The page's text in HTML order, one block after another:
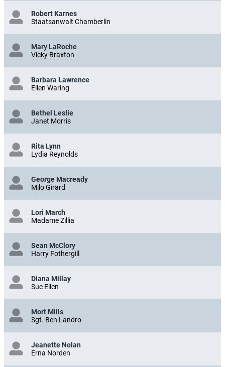
Robert Karnes
Staatsanwalt Chamberlin
Mary LaRoche
Vicky Braxton
Barbara Lawrence
Ellen Waring
Bethel Leslie
Janet Morris
Rita Lynn
Lydia Reynolds
George Macready
Milo Girard
Lori March
Madame Zillia
Sean McClory
Harry Fothergill
Diana Millay
Sue Ellen
Mort Mills
Sgt. Ben Landro
Jeanette Nolan
Erna Norden